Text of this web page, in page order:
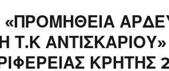
«ΠΡΟΜΗΘΕΙΑ
Τ.Κ
ΚΡΗΤΗΣ